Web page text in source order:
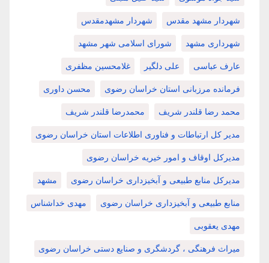
شهردار مشهد مقدس شهردار مشهدمقدس
شهرداری مشهد شورای اسلامی شهر مشهد
عارف عباسی علی دلگیر غلامحسین مظفری
فرمانده مرزبانی استان خراسان رضوی محسن داوری
محمد رضا قلندر شریف محمدرضا قلندر شریف
مدیر کل ارتباطات و فناوری اطلاعات استان خراسان رضوی
مدیرکل اوقاف و امور خیریه خراسان رضوی
مدیرکل منابع طبیعی و آبخیزداری خراسان رضوی مشهد
منابع طبیعی و آبخیزداری خراسان رضوی مهدی خداشناس
مهدی یعقوبی
میراث فرهنگی ، گردشگری و صنایع دستی خراسان رضوی